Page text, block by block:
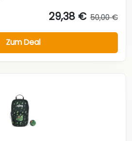
29,38 € 50,00 €
Zum Deal